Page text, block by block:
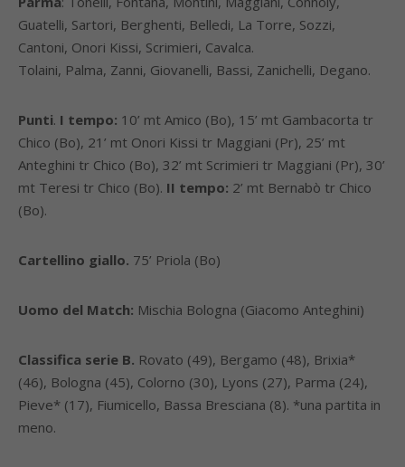
Guatelli, Sartori, Berghenti, Belledi, La Torre, Sozzi,
Cantoni, Onori Kissi, Scrimieri, Cavalca.
Tolaini, Palma, Zanni, Giovanelli, Bassi, Zanichelli, Degano.
Punti. I tempo: 10’ mt Amico (Bo), 15’ mt Gambacorta tr
Chico (Bo), 21’ mt Onori Kissi tr Maggiani (Pr), 25’ mt
Anteghini tr Chico (Bo), 32’ mt Scrimieri tr Maggiani (Pr), 30’
mt Teresi tr Chico (Bo). II tempo: 2’ mt Bernabò tr Chico
(Bo).
Cartellino giallo. 75’ Priola (Bo)
Uomo del Match: Mischia Bologna (Giacomo Anteghini)
Classifica serie B. Rovato (49), Bergamo (48), Brixia*
(46), Bologna (45), Colorno (30), Lyons (27), Parma (24),
Pieve* (17), Fiumicello, Bassa Bresciana (8). *una partita in
meno.